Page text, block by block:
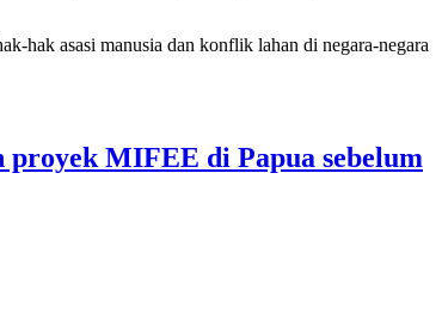
hak asasi manusia dan konflik lahan di negara-negara
MIFEE di Papua sebelum